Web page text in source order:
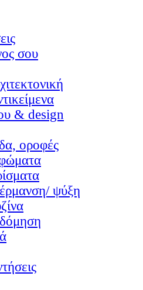
σου
& design
οροφές
ψύξη